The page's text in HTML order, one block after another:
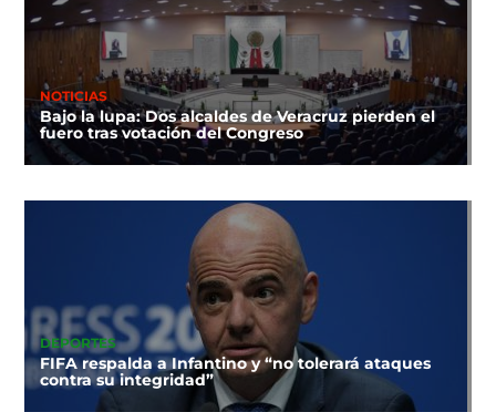
NOTICIAS
Bajo la lupa: Dos alcaldes de Veracruz pierden el
fuero tras votación del Congreso
DEPORTES
FIFA respalda a Infantino y “no tolerará ataques
contra su integridad”